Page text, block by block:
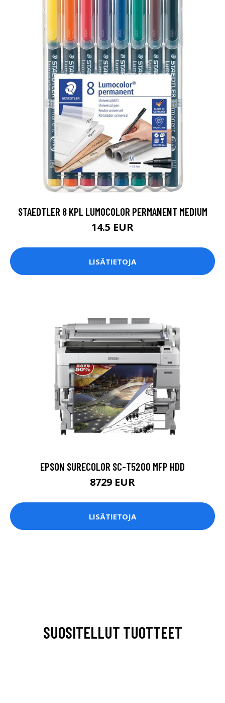
STAEDTLER 8 KPL LUMOCOLOR PERMANENT MEDIUM
14.5 EUR
LISÄTIETOJA
EPSON SURECOLOR SC-T5200 MFP HDD
8729 EUR
LISÄTIETOJA
SUOSITELLUT TUOTTEET